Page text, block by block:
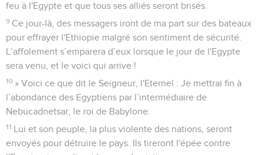
feu à l'Egypte et que tous ses alliés seront brisés.
9 Ce jour-là, des messagers iront de ma part sur des bateaux
pour effrayer l'Ethiopie malgré son sentiment de sécurité.
L’affolement s’emparera d’eux lorsque le jour de l'Egypte
sera venu, et le voici qui arrive !
10 » Voici ce que dit le Seigneur, l'Eternel : Je mettrai fin à
l’abondance des Egyptiens par l’intermédiaire de
Nebucadnetsar, le roi de Babylone.
11 Lui et son peuple, la plus violente des nations, seront
envoyés pour détruire le pays. Ils tireront l'épée contre